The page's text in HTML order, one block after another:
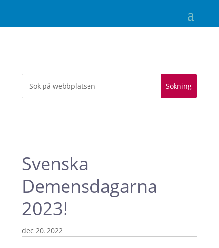
Svenska
Demensdagarna
2023!
dec 20, 2022